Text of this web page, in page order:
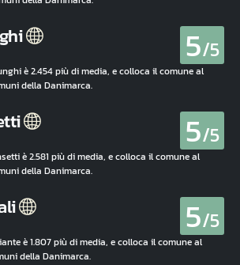
5/5
è 2.454 più di media, e colloca il comune al
della Danimarca.
5/5
è 2.581 più di media, e colloca il comune al
della Danimarca.
5/5
è 1.807 più di media, e colloca il comune al
della Danimarca.